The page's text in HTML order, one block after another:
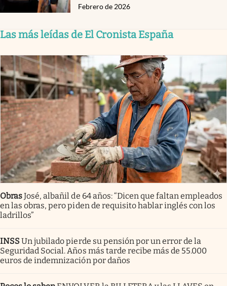
Febrero de 2026
Las más leídas de El Cronista España
ObrasJosé, albañil de 64 años: “Dicen que faltan empleados
en las obras, pero piden de requisito hablar inglés con los
ladrillos”
INSSUn jubilado pierde su pensión por un error de la
Seguridad Social. Años más tarde recibe más de 55.000
euros de indemnización por daños